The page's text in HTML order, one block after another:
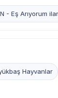
- Eş Arıyorum
Hayvanlar